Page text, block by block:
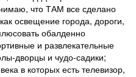
что ТАМ все сделано
освещение города, дороги,
обалденно
и развлекательные
дворцы и чудо-садики;
в которых есть телевизор,